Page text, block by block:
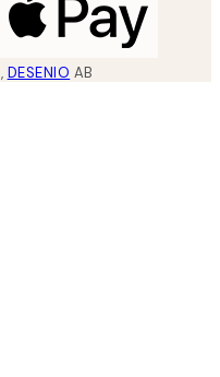
, DESENIO AB